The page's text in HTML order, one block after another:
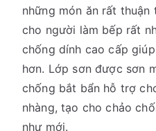
những món ăn rất
cho người làm bếp rất
chống dính cao cấp
hơn. Lớp sơn được sơn
chống bắt bẩn hỗ trợ
nhàng, tạo cho chảo
như mới.